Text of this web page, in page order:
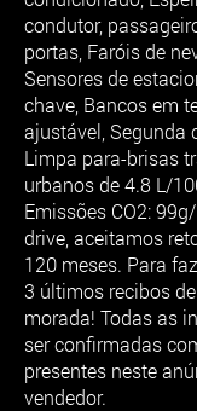
condutor,
portas, Faróis de
Sensores de
chave, Bancos em
ajustável, Segunda
Limpa para-brisas
urbanos de 4.8 L/
Emissões CO2:
drive, aceitamos
120 meses. Para
3 últimos recibos
morada! Todas as
ser confirmadas
presentes neste
vendedor.